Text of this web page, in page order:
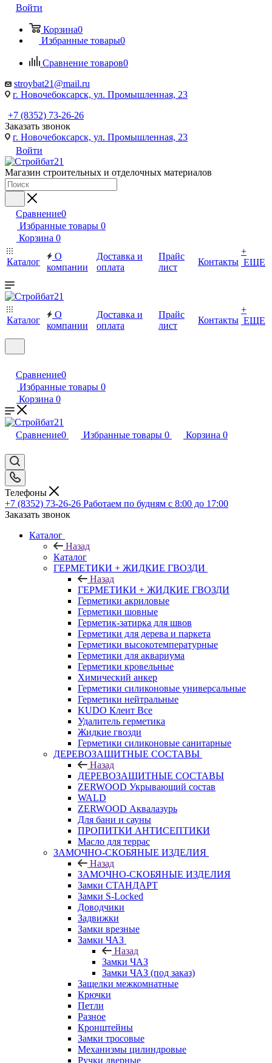
Войти
Корзина0
Избранные товары0
Сравнение товаров0
stroybat21@mail.ru
г. Новочебоксарск, ул. Промышленная, 23
+7 (8352) 73-26-26
Заказать звонок
г. Новочебоксарск, ул. Промышленная, 23
Войти
Магазин строительных и отделочных материалов
Сравнение0
Избранные товары 0
Корзина 0
Каталог
О
компании
Доставка и
оплата
Прайс
лист
Контакты
+
ЕЩЕ
Каталог
О
компании
Доставка и
оплата
Прайс
лист
Контакты
+
ЕЩЕ
Сравнение0
Избранные товары 0
Корзина 0
Сравнение0 Избранные товары 0 Корзина 0
Телефоны
+7 (8352) 73-26-26 Работаем по будням с 8:00 до 17:00
Заказать звонок
Каталог
Назад
Каталог
ГЕРМЕТИКИ + ЖИДКИЕ ГВОЗДИ
Назад
ГЕРМЕТИКИ + ЖИДКИЕ ГВОЗДИ
Герметики акриловые
Герметики шовные
Герметик-затирка для швов
Герметики для дерева и паркета
Герметики высокотемпературные
Герметики для аквариума
Герметики кровельные
Химический анкер
Герметики силиконовые универсальные
Герметики нейтральные
KUDO Клеит Все
Удалитель герметика
Жидкие гвозди
Герметики силиконовые санитарные
ДЕРЕВОЗАЩИТНЫЕ СОСТАВЫ
Назад
ДЕРЕВОЗАЩИТНЫЕ СОСТАВЫ
ZERWOOD Укрывающий состав
WALD
ZERWOOD Аквалазурь
Для бани и сауны
ПРОПИТКИ АНТИСЕПТИКИ
Масло для террас
ЗАМОЧНО-СКОБЯНЫЕ ИЗДЕЛИЯ
Назад
ЗАМОЧНО-СКОБЯНЫЕ ИЗДЕЛИЯ
Замки СТАНДАРТ
Замки S-Locked
Доводчики
Задвижки
Замки врезные
Замки ЧАЗ
Назад
Замки ЧАЗ
Замки ЧАЗ (под заказ)
Защелки межкомнатные
Крючки
Петли
Разное
Кронштейны
Замки тросовые
Механизмы цилиндровые
Ручки дверные